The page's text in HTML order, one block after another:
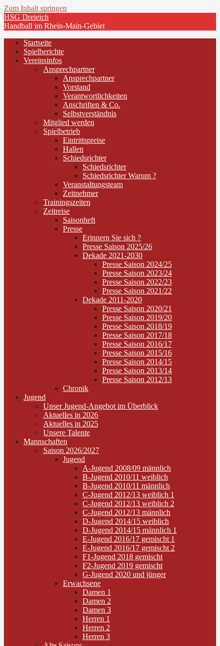
Zum Inhalt springen
HSG Dreieich
Handball im Rhein-Main-Gebiet
Startseite
Spielberichte
Vereinsinfos
Ansprechpartner
Ansprechpartner
Vorstand
Verantwortlichkeiten
Anschriften & Co.
Selbstverständnis
Mitglied werden
Spielbetrieb
Eintrittspreise
Hallen
Schiedsrichter
Schiedsrichter
Schiedsrichter Warum ?
Veranstaltungsteam
Zeitnehmer
Trainingszeiten
Zeitreise
Saisonheft
Presse
Erinnern Sie sich ?
Presse Saison 2025/26
Dekade 2021-2030
Presse Saison 2024/25
Presse Saison 2023/24
Presse Saison 2022/23
Presse Saison 2021/22
Dekade 2011-2020
Presse Saison 2020/21
Presse Saison 2019/20
Presse Saison 2018/19
Presse Saison 2017/18
Presse Saison 2016/17
Presse Saison 2015/16
Presse Saison 2014/15
Presse Saison 2013/14
Presse Saison 2012/13
Chronik
Jugend
Unser Jugend-Angebot im Überblick
Aktuelles in 2026
Aktuelles in 2025
Unsere Talente
Mannschaften
Saison 2026/2027
Jugend
A-Jugend 2008/09 männlich
B-Jugend 2010/11 weiblich
B-Jugend 2010/11 männlich
C-Jugend 2012/13 weiblich 1
C-Jugend 2012/13 weiblich 2
C-Jugend 2012/13 männlich
D-Jugend 2014/15 weiblich
D-Jugend 2014/15 männlich 1
E-Jugend 2016/17 gemischt 1
E-Jugend 2016/17 gemischt 2
F1-Jugend 2018 gemischt
F2-Jugend 2019 gemischt
G-Jugend 2020 und jünger
Erwachsene
Damen 1
Damen 2
Damen 3
Herren 1
Herren 2
Herren 3